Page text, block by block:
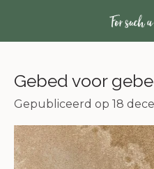
deGebed voor
Gepubliceerd op 18